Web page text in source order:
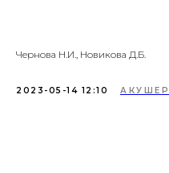
Чернова Н.И., Новикова Д.Б.
2023-05-14 12:10